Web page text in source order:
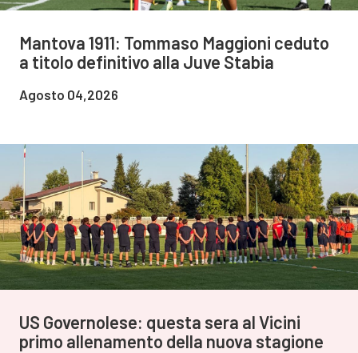
Mantova 1911: Tommaso Maggioni ceduto
a titolo definitivo alla Juve Stabia
Agosto 04,2026
US Governolese: questa sera al Vicini
primo allenamento della nuova stagione